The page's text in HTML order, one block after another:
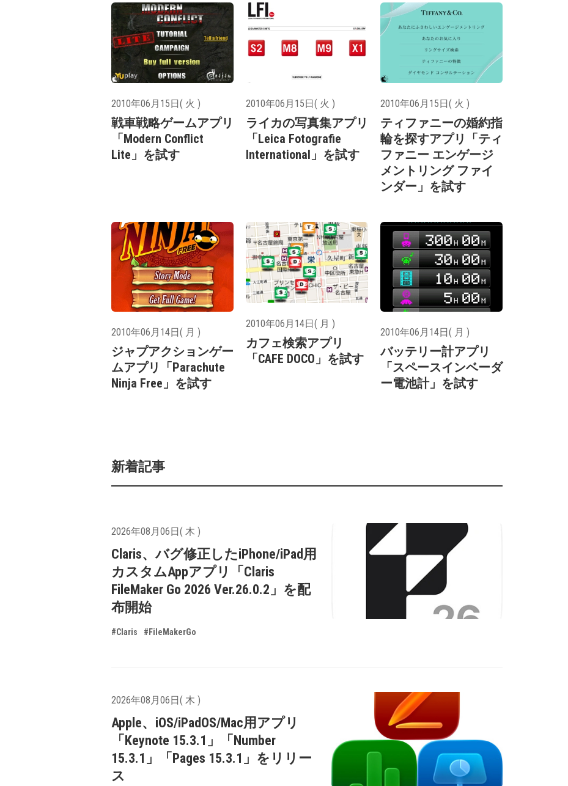
2010年06月15日( 火 )
戦車戦略ゲームアプリ
「Modern Conflict
Lite」を試す
2010年06月15日( 火 )
ライカの写真集アプリ
「Leica Fotografie
International」を試す
2010年06月15日( 火 )
ティファニーの婚約指
輪を探すアプリ「ティ
ファニー エンゲージ
メントリング ファイ
ンダー」を試す
2010年06月14日( 月 )
ジャプアクションゲー
ムアプリ「Parachute
Ninja Free」を試す
2010年06月14日( 月 )
カフェ検索アプリ
「CAFE DOCO」を試す
2010年06月14日( 月 )
バッテリー計アプリ
「スペースインベーダ
ー電池計」を試す
新着記事
2026年08月06日( 木 )
Claris、バグ修正したiPhone/iPad用
カスタムAppアプリ「Claris
FileMaker Go 2026 Ver.26.0.2」を配
布開始
#Claris #FileMakerGo
2026年08月06日( 木 )
Apple、iOS/iPadOS/Mac用アプリ
「Keynote 15.3.1」「Number
15.3.1」「Pages 15.3.1」をリリー
ス